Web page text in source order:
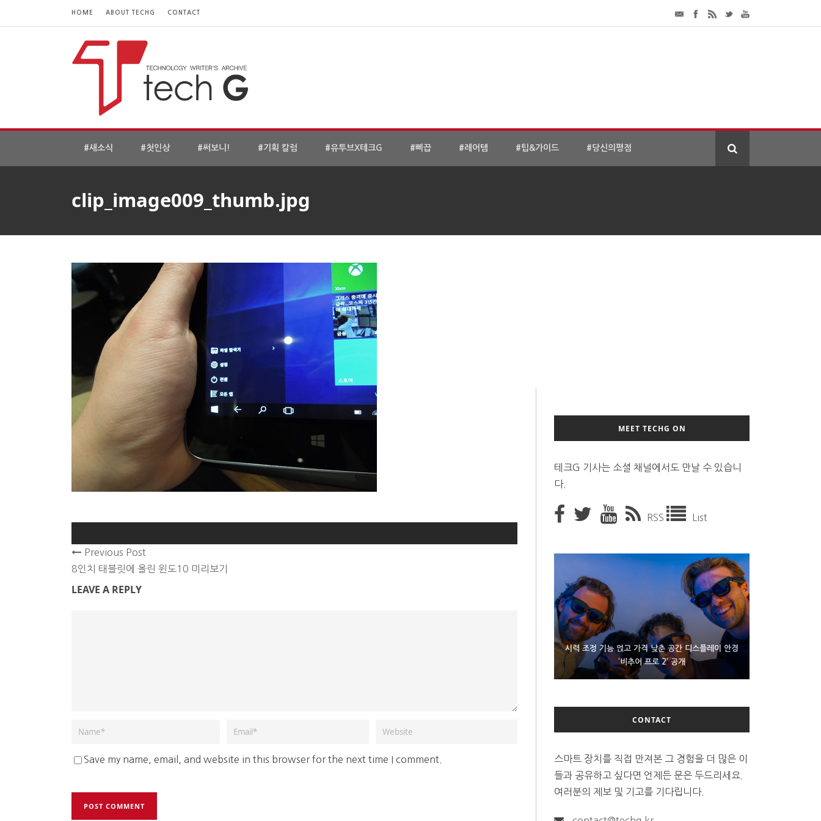
HOME ABOUT TECHG CONTACT
#새소식 #첫인상 #써보니! #기획 칼럼 #유투브X테크G #삐끕 #레어템 #팁&가이드 #당신의평점
clip_image009_thumb.jpg
Previous Post
8인치 태블릿에 올린 윈도10 미리보기
LEAVE A REPLY
Save my name, email, and website in this browser for the next time I comment.
MEET TECHG ON
테크G 기사는 소셜 채널에서도 만날 수 있습니
다.
RSS List
시력 조정 기능 얹고 가격 낮춘 공간 디스플레이 안경
‘비추어 프로 2’ 공개
D램 부족에 10억달러어치 아이폰18 프로세서 패키징
대기 중
300~400달러 반지형 스피커 준비하는 오픈AI
CONTACT
스마트 장치를 직접 만져본 그 경험을 더 많은 이
들과 공유하고 싶다면 언제든 문은 두드리세요.
여러분의 제보 및 기고를 기다립니다.